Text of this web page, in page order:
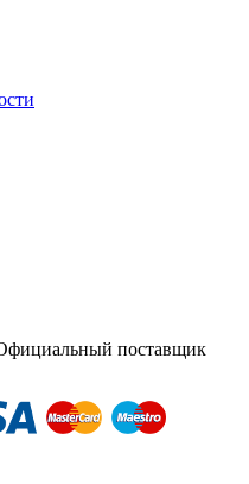
поставщик